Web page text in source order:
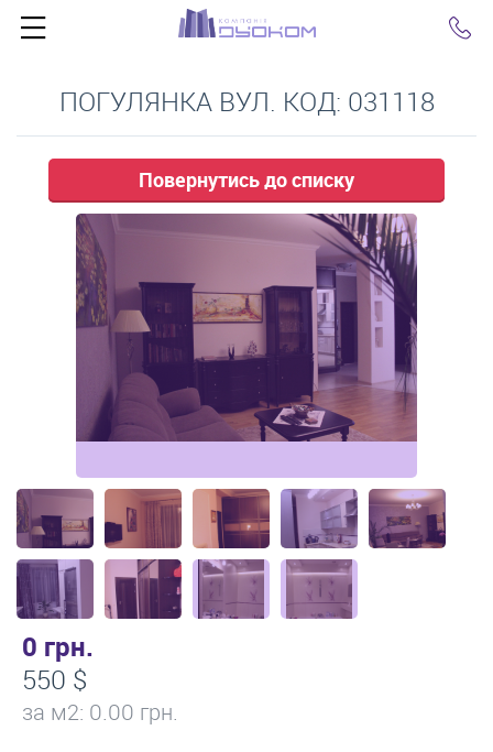
ПОГУЛЯНКА ВУЛ. КОД: 031118
Повернутись до списку
0 грн.
550 $
за м2: 0.00 грн.